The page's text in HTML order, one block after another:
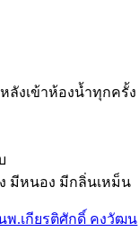
ลังเข้าห้องน้ำทุกครั้ง
มีหนอง มีกลิ่นเหม็น
พ.เกียรติศักดิ์ คงวัฒน